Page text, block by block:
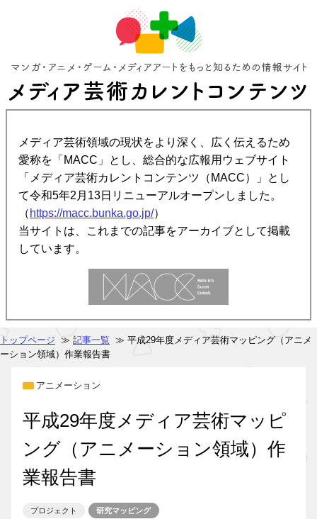
メディア芸術領域の現状をより深く、広く伝えるため
愛称を「MACC」とし、総合的な広報用ウェブサイト
「メディア芸術カレントコンテンツ（MACC）」とし
て令和5年2月13日リニューアルオープンしました。
（ https://macc.bunka.go.jp/）
当サイトは、これまでの記事をアーカイブとして掲載
しています。
トップページ ≫ 記事一覧 ≫ 平成29年度メディア芸術マッピング（アニメ
ーション領域）作業報告書
アニメーション
平成29年度メディア芸術マッピ
ング（アニメーション領域）作
業報告書
プロジェクト 研究マッピング